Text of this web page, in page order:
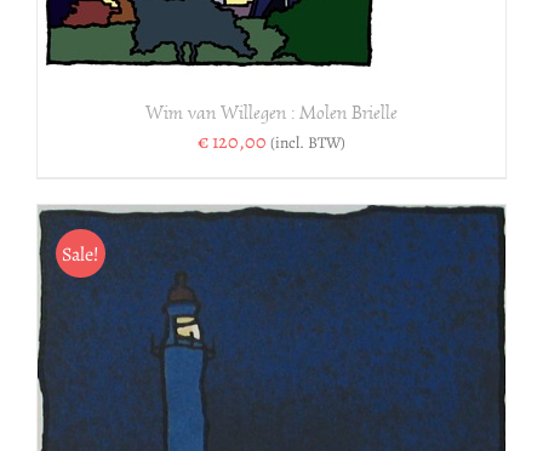
Wim van Willegen : Molen Brielle
€120,00 (incl. BTW)
Sale!